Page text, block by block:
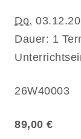
Do.
Dauer: 1
26W40003
89,00 €